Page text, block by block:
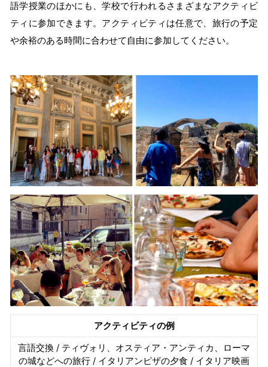
語学授業のほかにも、学校で行われるさまざまなアクティビ
ティに参加できます。アクティビティは任意で、旅行の予定
や余裕のある時間に合わせて自由に参加してください。
アクティビティの例
言語交換 / ティヴォリ、オスティア・アンティカ、ローマ
の城などへの旅行 / イタリアンピザの夕食 / イタリア映画